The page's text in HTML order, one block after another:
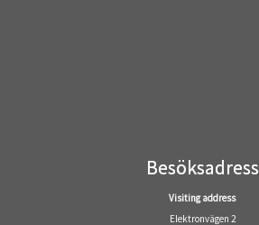
Besöksadress
Visiting address
Elektronvägen 2